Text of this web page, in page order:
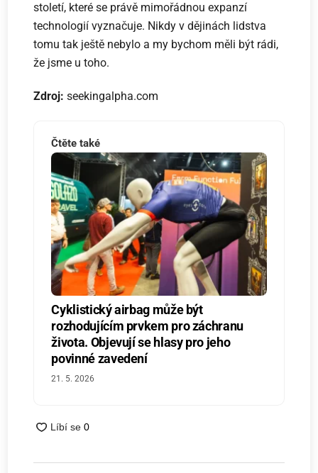
století, které se právě mimořádnou expanzí
technologií vyznačuje. Nikdy v dějinách lidstva
tomu tak ještě nebylo a my bychom měli být rádi,
že jsme u toho.
Zdroj: seekingalpha.com
Čtěte také
Cyklistický airbag může být
rozhodujícím prvkem pro záchranu
života. Objevují se hlasy pro jeho
povinné zavedení
21. 5. 2026